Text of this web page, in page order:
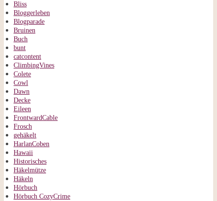
Bliss
Bloggerleben
Blogparade
Bruinen
Buch
bunt
catcontent
ClimbingVines
Colete
Cowl
Dawn
Decke
Eileen
FrontwardCable
Frosch
gehäkelt
HarlanCoben
Hawaii
Historisches
Häkelmütze
Häkeln
Hörbuch
Hörbuch CozyCrime